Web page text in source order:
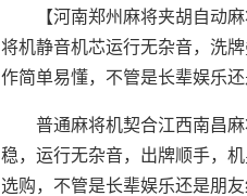
【河南郑州麻将夹胡自动
将机静音机芯运行无杂音，洗
作简单易懂，不管是长辈娱乐
普通麻将机契合江西南昌
稳，运行无杂音，出牌顺手，
选购，不管是长辈娱乐还是朋